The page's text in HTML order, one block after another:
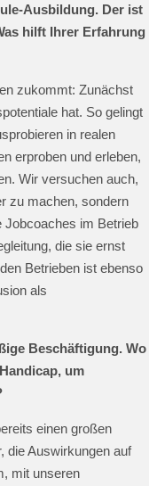
Ausbildung. Der ist
hilft Ihrer Erfahrung
zukommt: Zunächst
hat. So gelingt
in realen
erproben und erleben,
Wir versuchen auch,
zu machen, sondern
Jobcoaches im Betrieb
die sie ernst
Betrieben ist ebenso
als
Beschäftigung. Wo
um
einen großen
die Auswirkungen auf
mit unseren